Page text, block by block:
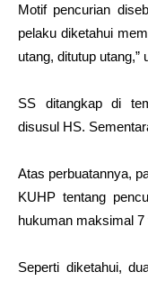
Motif pencurian
pelaku diketahui
utang, ditutup utang,”
SS ditangkap di
disusul HS.
Atas perbuatannya,
KUHP tentang
hukuman maksimal 7
Seperti diketahui,